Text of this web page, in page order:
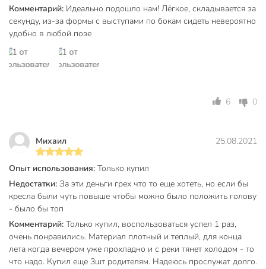
Артикул производителя
Y6-1983
Модель
Вес в упаковке
Комментарий: Идеально подошло нам! Лёгкое, складывается за
секунду, из-за формы с выступами по бокам сидеть невероятно
удобно в любой позе
6 0
Михаил 25.08.2021
Опыт использования: Только купил
Недостатки: За эти деньги грех что то еще хотеть, но если бы
кресла были чуть повыше чтобы можно было положить голову
- было бы топ
Комментарий: Только купил, воспользоваться успел 1 раз,
очень понравились. Материал плотный и теплый, для конца
лета когда вечером уже прохладно и с реки тянет холодом - то
что надо. Купил еще 3шт родителям. Надеюсь прослужат долго.